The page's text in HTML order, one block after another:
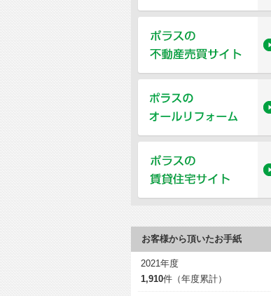
お客様から頂いたお手紙
2021年度
1,910件（年度累計）